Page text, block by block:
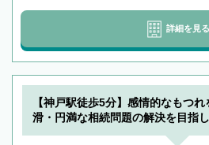
詳細を見る
【神戸駅徒歩5分】感情的なもつ
滑・円満な相続問題の解決を目指